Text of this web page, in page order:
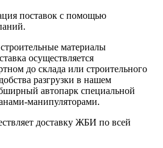
поставок с помощью
материалы
осуществляется
до склада или строительного
разгрузки в нашем
автопарк специальной
манипуляторами.
доставку ЖБИ по всей